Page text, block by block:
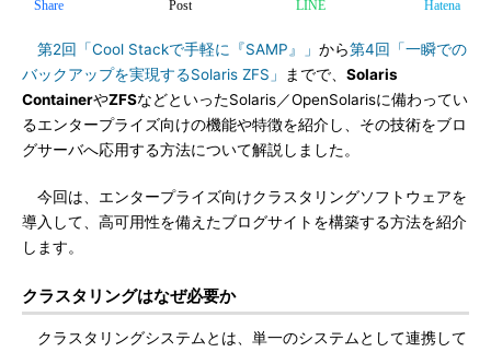
Share Post LINE Hatena
第2回「Cool Stackで手軽に『SAMP』」 から第4回「一瞬での
バックアップを実現するSolaris ZFS」
までで、 Solaris
ContainerやZFSなどといったSolaris／OpenSolarisに備わってい
るエンタープライズ向けの機能や特徴を紹介し、その技術をブロ
グサーバへ応用する方法について解説しました。
今回は、エンタープライズ向けクラスタリングソフトウェアを
導入して、高可用性を備えたブログサイトを構築する方法を紹介
します。
クラスタリングはなぜ必要か
クラスタリングシステムとは、単一のシステムとして連携して